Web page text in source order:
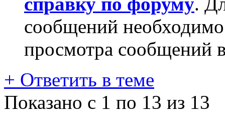
сообщений
просмотра сообщений
+ Ответить в теме
Показано с 1 по 13 из 13